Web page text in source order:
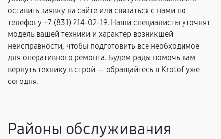
оставить заявку на сайте или связаться с нами по
телефону +7 (831) 214-02-19. Наши специалисты уточнят
модель вашей техники и характер возникшей
неисправности, чтобы подготовить все необходимое
для оперативного ремонта. Будем рады помочь вам
вернуть технику в строй — обращайтесь в Krotof уже
сегодня.
Районы обслуживания